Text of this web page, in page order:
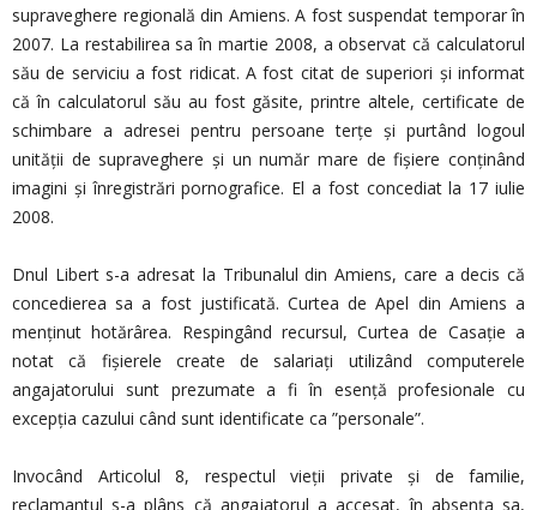
supraveghere regională din Amiens. A fost suspendat temporar în
2007. La restabilirea sa în martie 2008, a observat că calculatorul
său de serviciu a fost ridicat. A fost citat de superiori şi informat
că în calculatorul său au fost găsite, printre altele, certificate de
schimbare a adresei pentru persoane terţe şi purtând logoul
unităţii de supraveghere şi un număr mare de fişiere conţinând
imagini şi înregistrări pornografice. El a fost concediat la 17 iulie
2008.
Dnul Libert s-a adresat la Tribunalul din Amiens, care a decis că
concedierea sa a fost justificată. Curtea de Apel din Amiens a
menţinut hotărârea. Respingând recursul, Curtea de Casaţie a
notat că fişierele create de salariaţi utilizând computerele
angajatorului sunt prezumate a fi în esenţă profesionale cu
excepţia cazului când sunt identificate ca ”personale”.
Invocând Articolul 8, respectul vieţii private şi de familie,
reclamantul s-a plâns că angajatorul a accesat, în absenţa sa,